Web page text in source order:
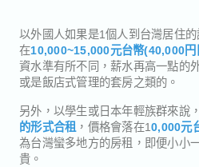
以外國人如果是1個人到台灣居住的
在10,000~15,000元台幣(40,000円
資水準有所不同，薪水再高一點的
或是飯店式管理的套房之類的。
另外，以學生或日本年輕族群來說
的形式合租 ，價格會落在10,000元
為台灣蠻多地方的房租，即便小小
貴。